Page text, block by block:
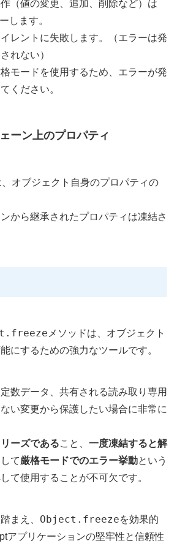
（値の変更、追加、削除など）は
します。
レントに失敗します。（エラーは発
れない）
モードを使用するため、エラーが発
ください。
ーン上のプロパティ
、オブジェクト自身のプロパティの
から継承されたプロパティは凍結さ
メソッドは、オブジェクト
にするための強力なツールです。
数データ、共有される読み取り専用
い変更から保護したい場合に非常に
ーズであること、 一度凍結すると解
て厳格モードでのエラー挙動という
て使用することが不可欠です。
まえ、 Object.freezeを効果的
アプリケーションの堅牢性と信頼性